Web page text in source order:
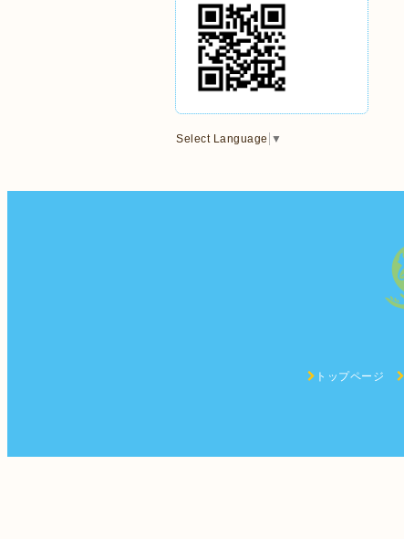
Select Language ▼
トップページ